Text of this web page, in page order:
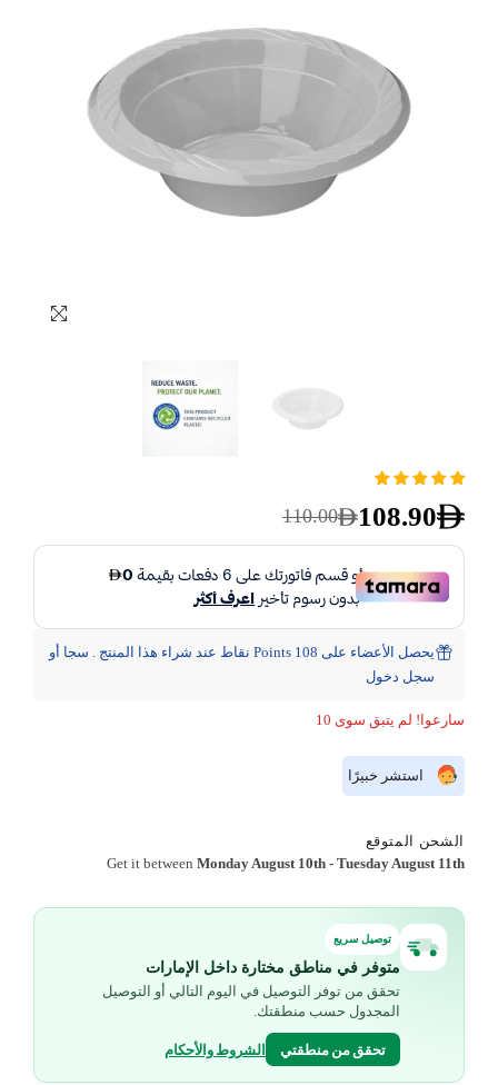
110.00 108.90
يحصل الأعضاء على 108 Points نقاط عند شراء هذا المنتج . سجا أو
سجل دخول
سارعوا! لم يتبق سوى 10
استشر خبيرًا
الشحن المتوقع
Get it betweenMonday August 10th -Tuesday August 11th
توصيل سريع
متوفر في مناطق مختارة داخل الإمارات
تحقق من توفر التوصيل في اليوم التالي أو التوصيل
المجدول حسب منطقتك.
تحقق من منطقتي الشروط والأحكام